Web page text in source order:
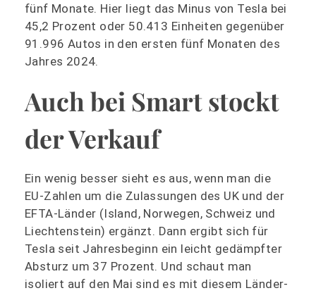
fünf Monate. Hier liegt das Minus von Tesla bei
45,2 Prozent oder 50.413 Einheiten gegenüber
91.996 Autos in den ersten fünf Monaten des
Jahres 2024.
Auch bei Smart stockt
der Verkauf
Ein wenig besser sieht es aus, wenn man die
EU-Zahlen um die Zulassungen des UK und der
EFTA-Länder (Island, Norwegen, Schweiz und
Liechtenstein) ergänzt. Dann ergibt sich für
Tesla seit Jahresbeginn ein leicht gedämpfter
Absturz um 37 Prozent. Und schaut man
isoliert auf den Mai sind es mit diesem Länder-